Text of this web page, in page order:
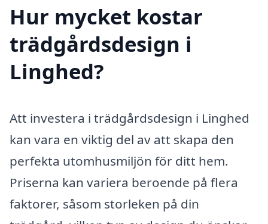
Hur mycket kostar
trädgårdsdesign i
Linghed?
Att investera i trädgårdsdesign i Linghed
kan vara en viktig del av att skapa den
perfekta utomhusmiljön för ditt hem.
Priserna kan variera beroende på flera
faktorer, såsom storleken på din